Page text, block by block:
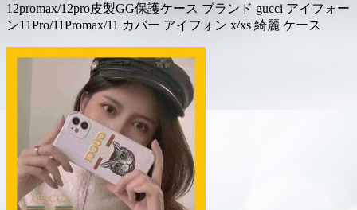
12promax/12pro皮製GG保護ケース ブランド gucci アイフォー
ン11Pro/11Promax/11 カバー アイフォン x/xs 綺麗 ケース